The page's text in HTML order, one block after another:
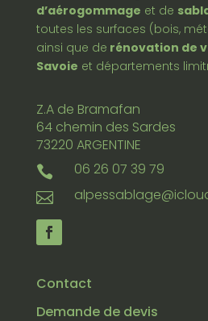
d’aérogommage et de
toutes les surfaces (bois,
ainsi que de rénovation de
Savoie et départements
Z.A de Bramafan
64 chemin des Sardes
73220 ARGENTINE
 06 26 07 39 79

Contact
Demande de devis